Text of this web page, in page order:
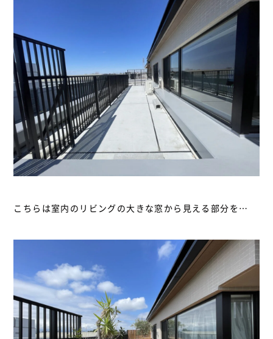
こちらは室内のリビングの大きな窓から見える部分を…